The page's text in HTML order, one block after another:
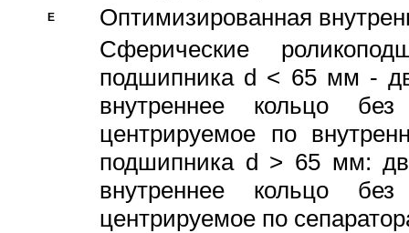
E
Оптимизированная
Сферические
подшипника d < 65 мм -
внутреннее кольцо
центрируемое по
подшипника d > 65 мм:
внутреннее кольцо
центрируемое по